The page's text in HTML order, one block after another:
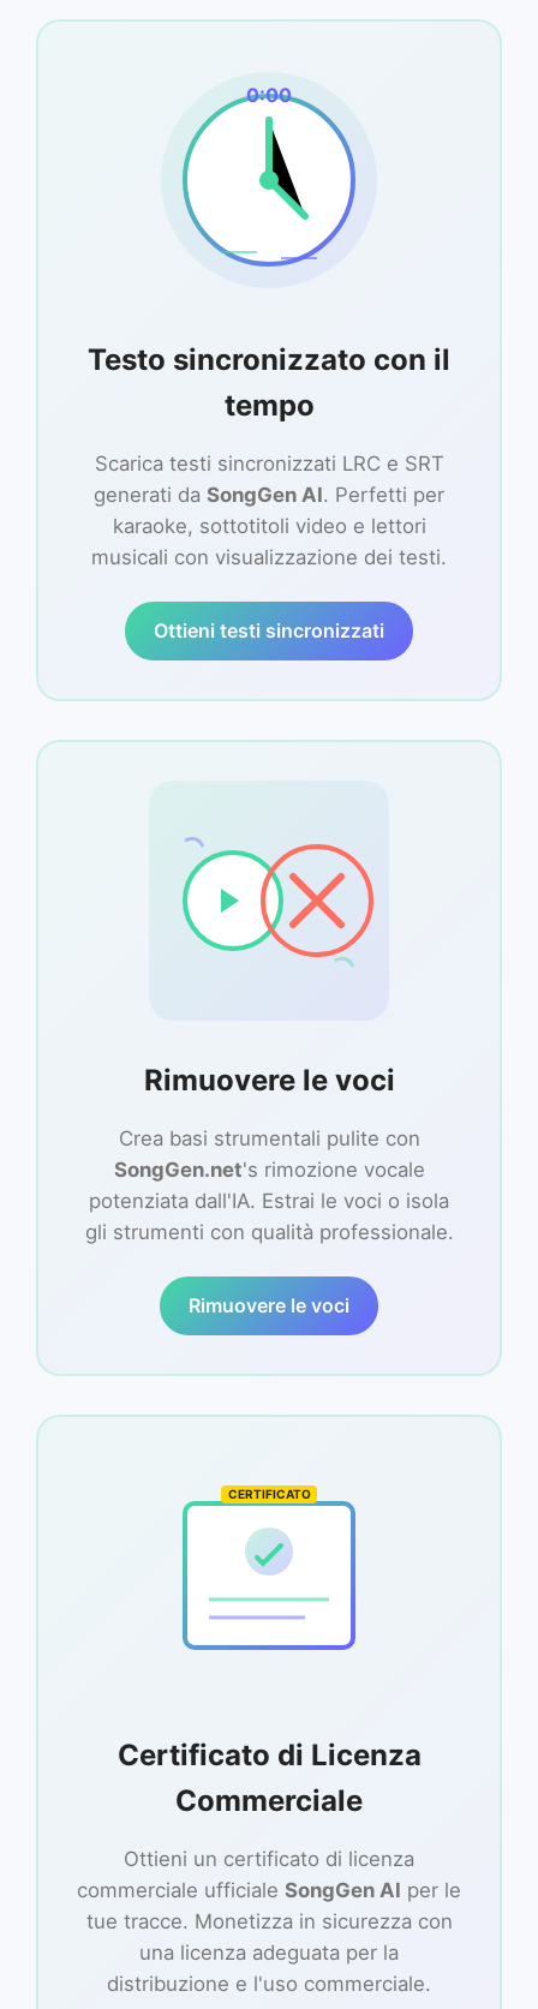
0:00
Testo sincronizzato con il
tempo
Scarica testi sincronizzati LRC e SRT
generati da SongGen AI. Perfetti per
karaoke, sottotitoli video e lettori
musicali con visualizzazione dei testi.
Ottieni testi sincronizzati
Rimuovere le voci
Crea basi strumentali pulite con
SongGen.net's rimozione vocale
potenziata dall'IA. Estrai le voci o isola
gli strumenti con qualità professionale.
Rimuovere le voci
CERTIFICATO
Certificato di Licenza
Commerciale
Ottieni un certificato di licenza
commerciale ufficiale SongGen AI per le
tue tracce. Monetizza in sicurezza con
una licenza adeguata per la
distribuzione e l'uso commerciale.